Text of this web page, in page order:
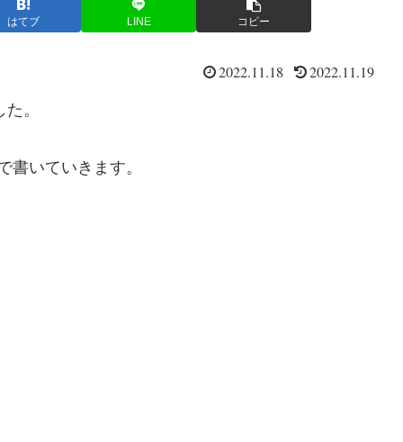
はてブ LINE コピー
2022.11.18 2022.11.19
。
書いていきます。